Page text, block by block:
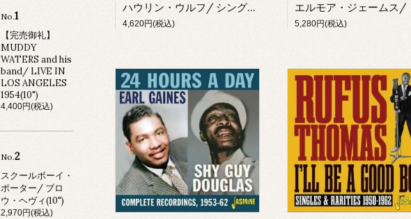
ハウリン・ウルフ/ シングズ・ザ・ブルース(LP)
4,620円(税込) 5,280円(税込)
No.1
【完売御礼】
MUDDY
WATERS and his
band/ LIVE IN
LOS ANGELES
1954(10")
4,400円(税込)
No.2
スクールボーイ・
ポーター/ ブロ
ウ・ヘヴィ(10")
2,970円(税込)